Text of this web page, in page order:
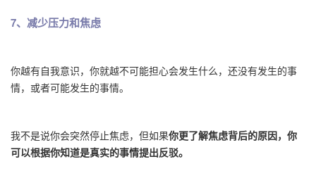
7、减少压力和焦虑
你越有自我意识，你就越不可能担心会发生什么，还没有发生的事
情，或者可能发生的事情。
我不是说你会突然停止焦虑，但如果你更了解焦虑背后的原因，你
可以根据你知道是真实的事情提出反驳。